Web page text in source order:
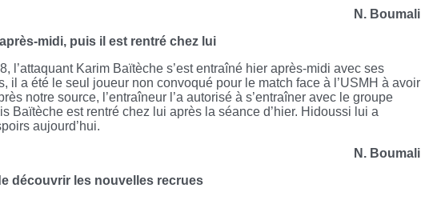
N. Boumali
midi, puis il est rentré chez lui
l’attaquant Karim Baïtèche s’est entraîné hier après-midi avec ses
il a été le seul joueur non convoqué pour le match face à l’USMH à avoir
notre source, l’entraîneur l’a autorisé à s’entraîner avec le groupe
Baïtèche est rentré chez lui après la séance d’hier. Hidoussi lui a
aujourd’hui.
N. Boumali
découvrir les nouvelles recrues